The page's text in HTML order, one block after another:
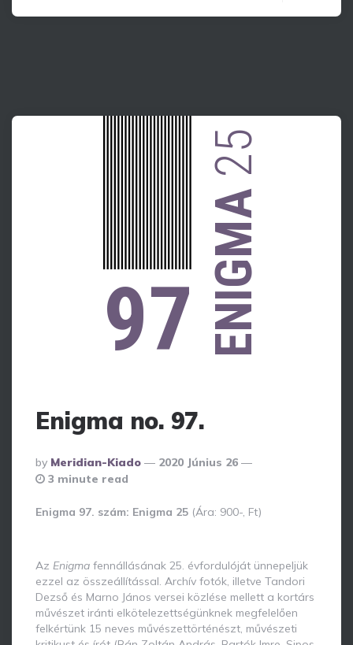
97 ENIGMA
25
Enigma no. 97.
Posted
By
By Meridian-Kiado
2020 Június 26
3 minute read
Enigma 97. szám: Enigma 25 (Ára: 900-, Ft)
Az Enigma fennállásának 25. évfordulóját ünnepeljük
ezzel az összeállítással. Archív fotók, illetve Tandori
Dezső és Marno János versei közlése mellett a kortárs
művészet iránti elkötelezettségünknek megfelelően
felkértünk 15 neves művészettörténészt, művészeti